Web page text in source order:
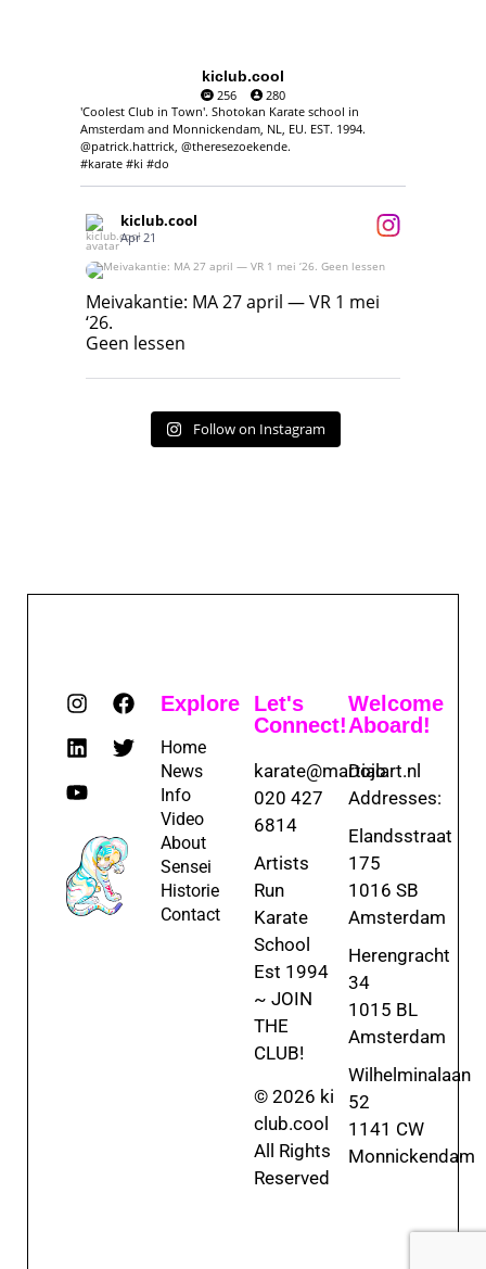
kiclub.cool
256
280
'Coolest Club in Town'. Shotokan Karate school in
Amsterdam and Monnickendam, NL, EU. EST. 1994.
@patrick.hattrick, @theresezoekende.
#karate #ki #do
kiclub.cool
Apr 21
Meivakantie: MA 27 april — VR 1 mei ‘26.
Geen lessen
Meivakantie: MA 27 april — VR 1 mei
‘26.
Geen lessen
Follow on Instagram
Explore
Home
News
Info
Video
About
Sensei
Historie
Contact
Let's
Connect!
karate@martialart.nl
020 427
6814
Artists
Run
Karate
School
Est 1994
~ JOIN
THE
CLUB!
© 2026 ki
club.cool
All Rights
Reserved
Welcome
Aboard!
Dojo
Addresses:
Elandsstraat
175
1016 SB
Amsterdam
Herengracht
34
1015 BL
Amsterdam
Wilhelminalaan
52
1141 CW
Monnickendam